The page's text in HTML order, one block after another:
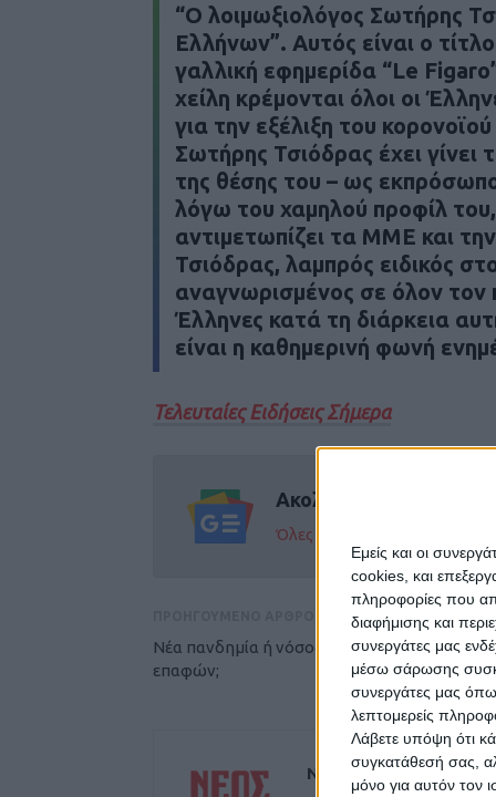
Εμείς και οι
cookies, και
πληροφορίες που
διαφήμισης και
συνεργάτες μας
μέσω σάρωσης
συνεργάτες μας
λεπτομερείς
Λάβετε υπόψη ότι
συγκατάθεσή σας,
μόνο για αυτόν τον
“Ο λοιμωξιολόγος Σωτήρης
Ελλήνων”. Αυτός είναι ο
γαλλική εφημερίδα “Le
χείλη κρέμονται όλοι οι
για την εξέλιξη του
Σωτήρης Τσιόδρας έχει
της θέσης του – ως
λόγω του χαμηλού προφίλ
αντιμετωπίζει τα ΜΜΕ και
Τσιόδρας, λαμπρός ειδικός
αναγνωρισμένος σε όλον
Έλληνες κατά τη διάρκεια
είναι η καθημερινή φωνή
Τελευταίες Ειδήσεις Σήμερα
Ακολούθησε την
Όλες οι εξελίξεις στην
Νέα πανδημία ή νόσος των κοινωνικών
επαφών;
ΝΕΟΣ ΑΓΩΝ